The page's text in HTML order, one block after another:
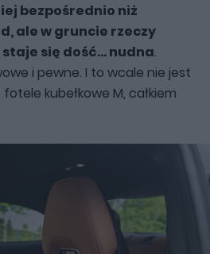
bezpośrednio niż
ale w gruncie rzeczy
się dość... nudna.
i pewne. I to wcale nie jest
kubełkowe M, całkiem